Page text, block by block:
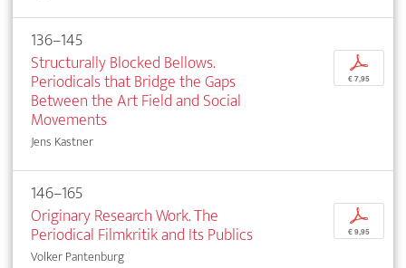
136–145
Structurally Blocked Bellows.
Periodicals that Bridge the Gaps
Between the Art Field and Social
Movements
Jens Kastner
p
€ 7,95
146–165
Originary Research Work. The
Periodical Filmkritik and Its Publics
Volker Pantenburg
p
€ 9,95